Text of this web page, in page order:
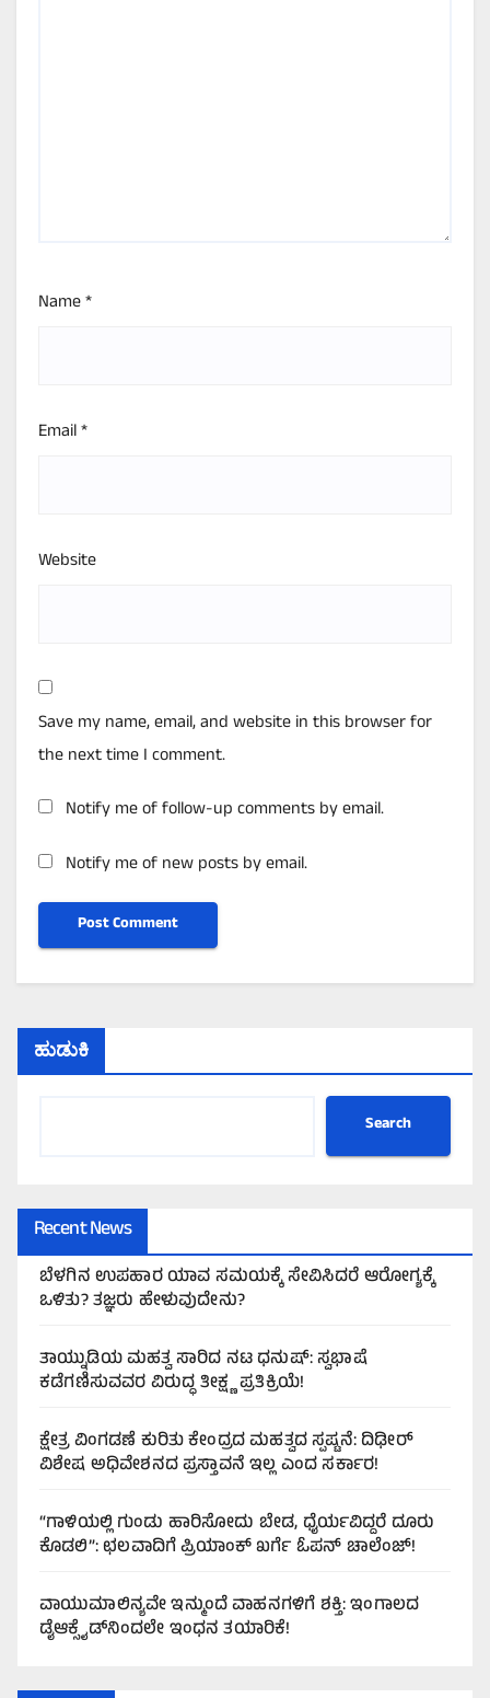
Name*
Email*
Website
Save my name, email, and website in this browser for
the next time I comment.
Notify me of follow-up comments by email.
Notify me of new posts by email.
ಹುಡುಕಿ
Search
Recent News
ಬೆಳಗಿನ ಉಪಹಾರ ಯಾವ ಸಮಯಕ್ಕೆ ಸೇವಿಸಿದರೆ ಆರೋಗ್ಯಕ್ಕೆ
ಒಳಿತು? ತಜ್ಞರು ಹೇಳುವುದೇನು?
ತಾಯ್ನುಡಿಯ ಮಹತ್ವ ಸಾರಿದ ನಟ ಧನುಷ್: ಸ್ವಭಾಷೆ
ಕಡೆಗಣಿಸುವವರ ವಿರುದ್ಧ ತೀಕ್ಷ್ಣ ಪ್ರತಿಕ್ರಿಯೆ!
ಕ್ಷೇತ್ರ ವಿಂಗಡಣೆ ಕುರಿತು ಕೇಂದ್ರದ ಮಹತ್ವದ ಸ್ಪಷ್ಟನೆ: ದಿಢೀರ್
ವಿಶೇಷ ಅಧಿವೇಶನದ ಪ್ರಸ್ತಾವನೆ ಇಲ್ಲ ಎಂದ ಸರ್ಕಾರ!
“ಗಾಳಿಯಲ್ಲಿ ಗುಂಡು ಹಾರಿಸೋದು ಬೇಡ, ಧೈರ್ಯವಿದ್ದರೆ ದೂರು
ಕೊಡಲಿ”: ಛಲವಾದಿಗೆ ಪ್ರಿಯಾಂಕ್ ಖರ್ಗೆ ಓಪನ್ ಚಾಲೆಂಜ್!
ವಾಯುಮಾಲಿನ್ಯವೇ ಇನ್ಮುಂದೆ ವಾಹನಗಳಿಗೆ ಶಕ್ತಿ: ಇಂಗಾಲದ
ಡೈಆಕ್ಸೈಡ್‌ನಿಂದಲೇ ಇಂಧನ ತಯಾರಿಕೆ!